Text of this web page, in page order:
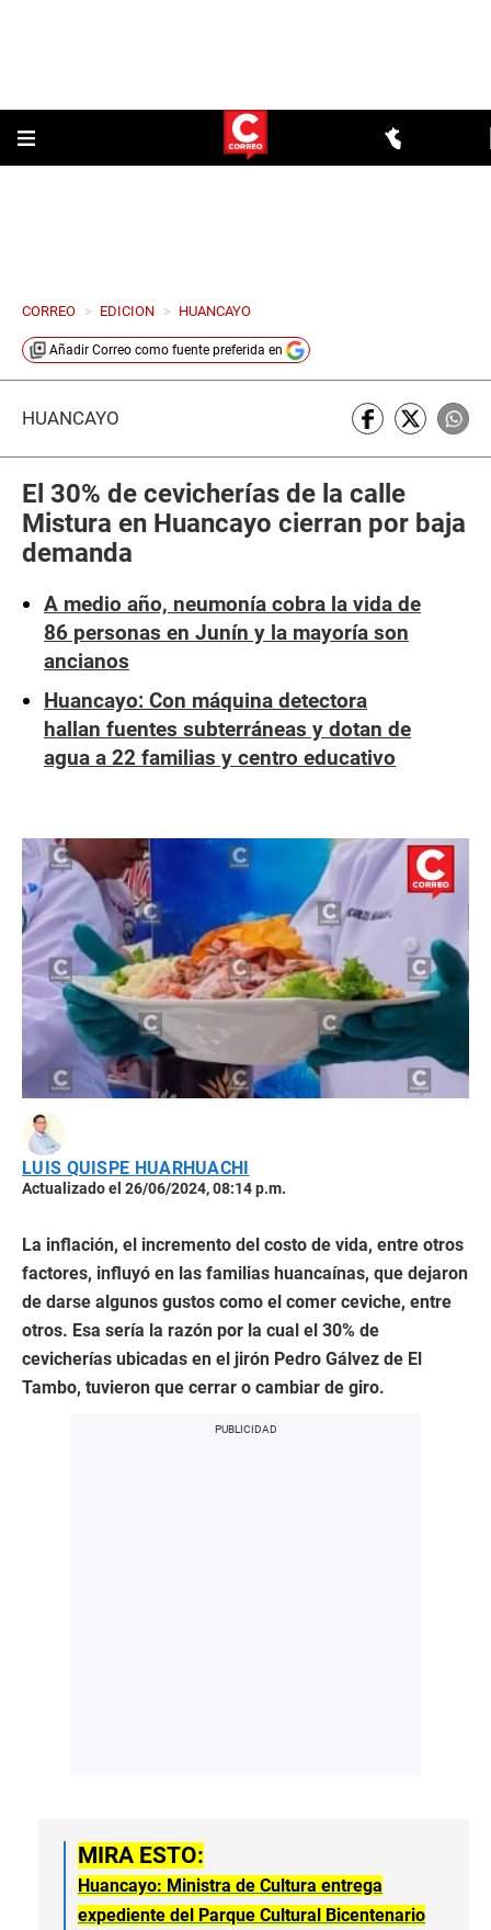
CORREO > EDICION > HUANCAYO
Añadir Correo como fuente preferida en
HUANCAYO
El 30% de cevicherías de la calle
Mistura en Huancayo cierran por baja
demanda
A medio año, neumonía cobra la vida de
86 personas en Junín y la mayoría son
ancianos
Huancayo: Con máquina detectora
hallan fuentes subterráneas y dotan de
agua a 22 familias y centro educativo
LUIS QUISPE HUARHUACHI
Actualizado el 26/06/2024, 08:14 p.m.
La inflación, el incremento del costo de vida, entre otros
factores, influyó en las familias huancaínas, que dejaron
de darse algunos gustos como el comer ceviche, entre
otros. Esa sería la razón por la cual el 30% de
cevicherías ubicadas en el jirón Pedro Gálvez de El
Tambo, tuvieron que cerrar o cambiar de giro.
MIRA ESTO:
Huancayo: Ministra de Cultura entrega
expediente del Parque Cultural Bicentenario